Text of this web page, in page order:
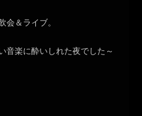
会＆ライブ。
音楽に酔いしれた夜でした～